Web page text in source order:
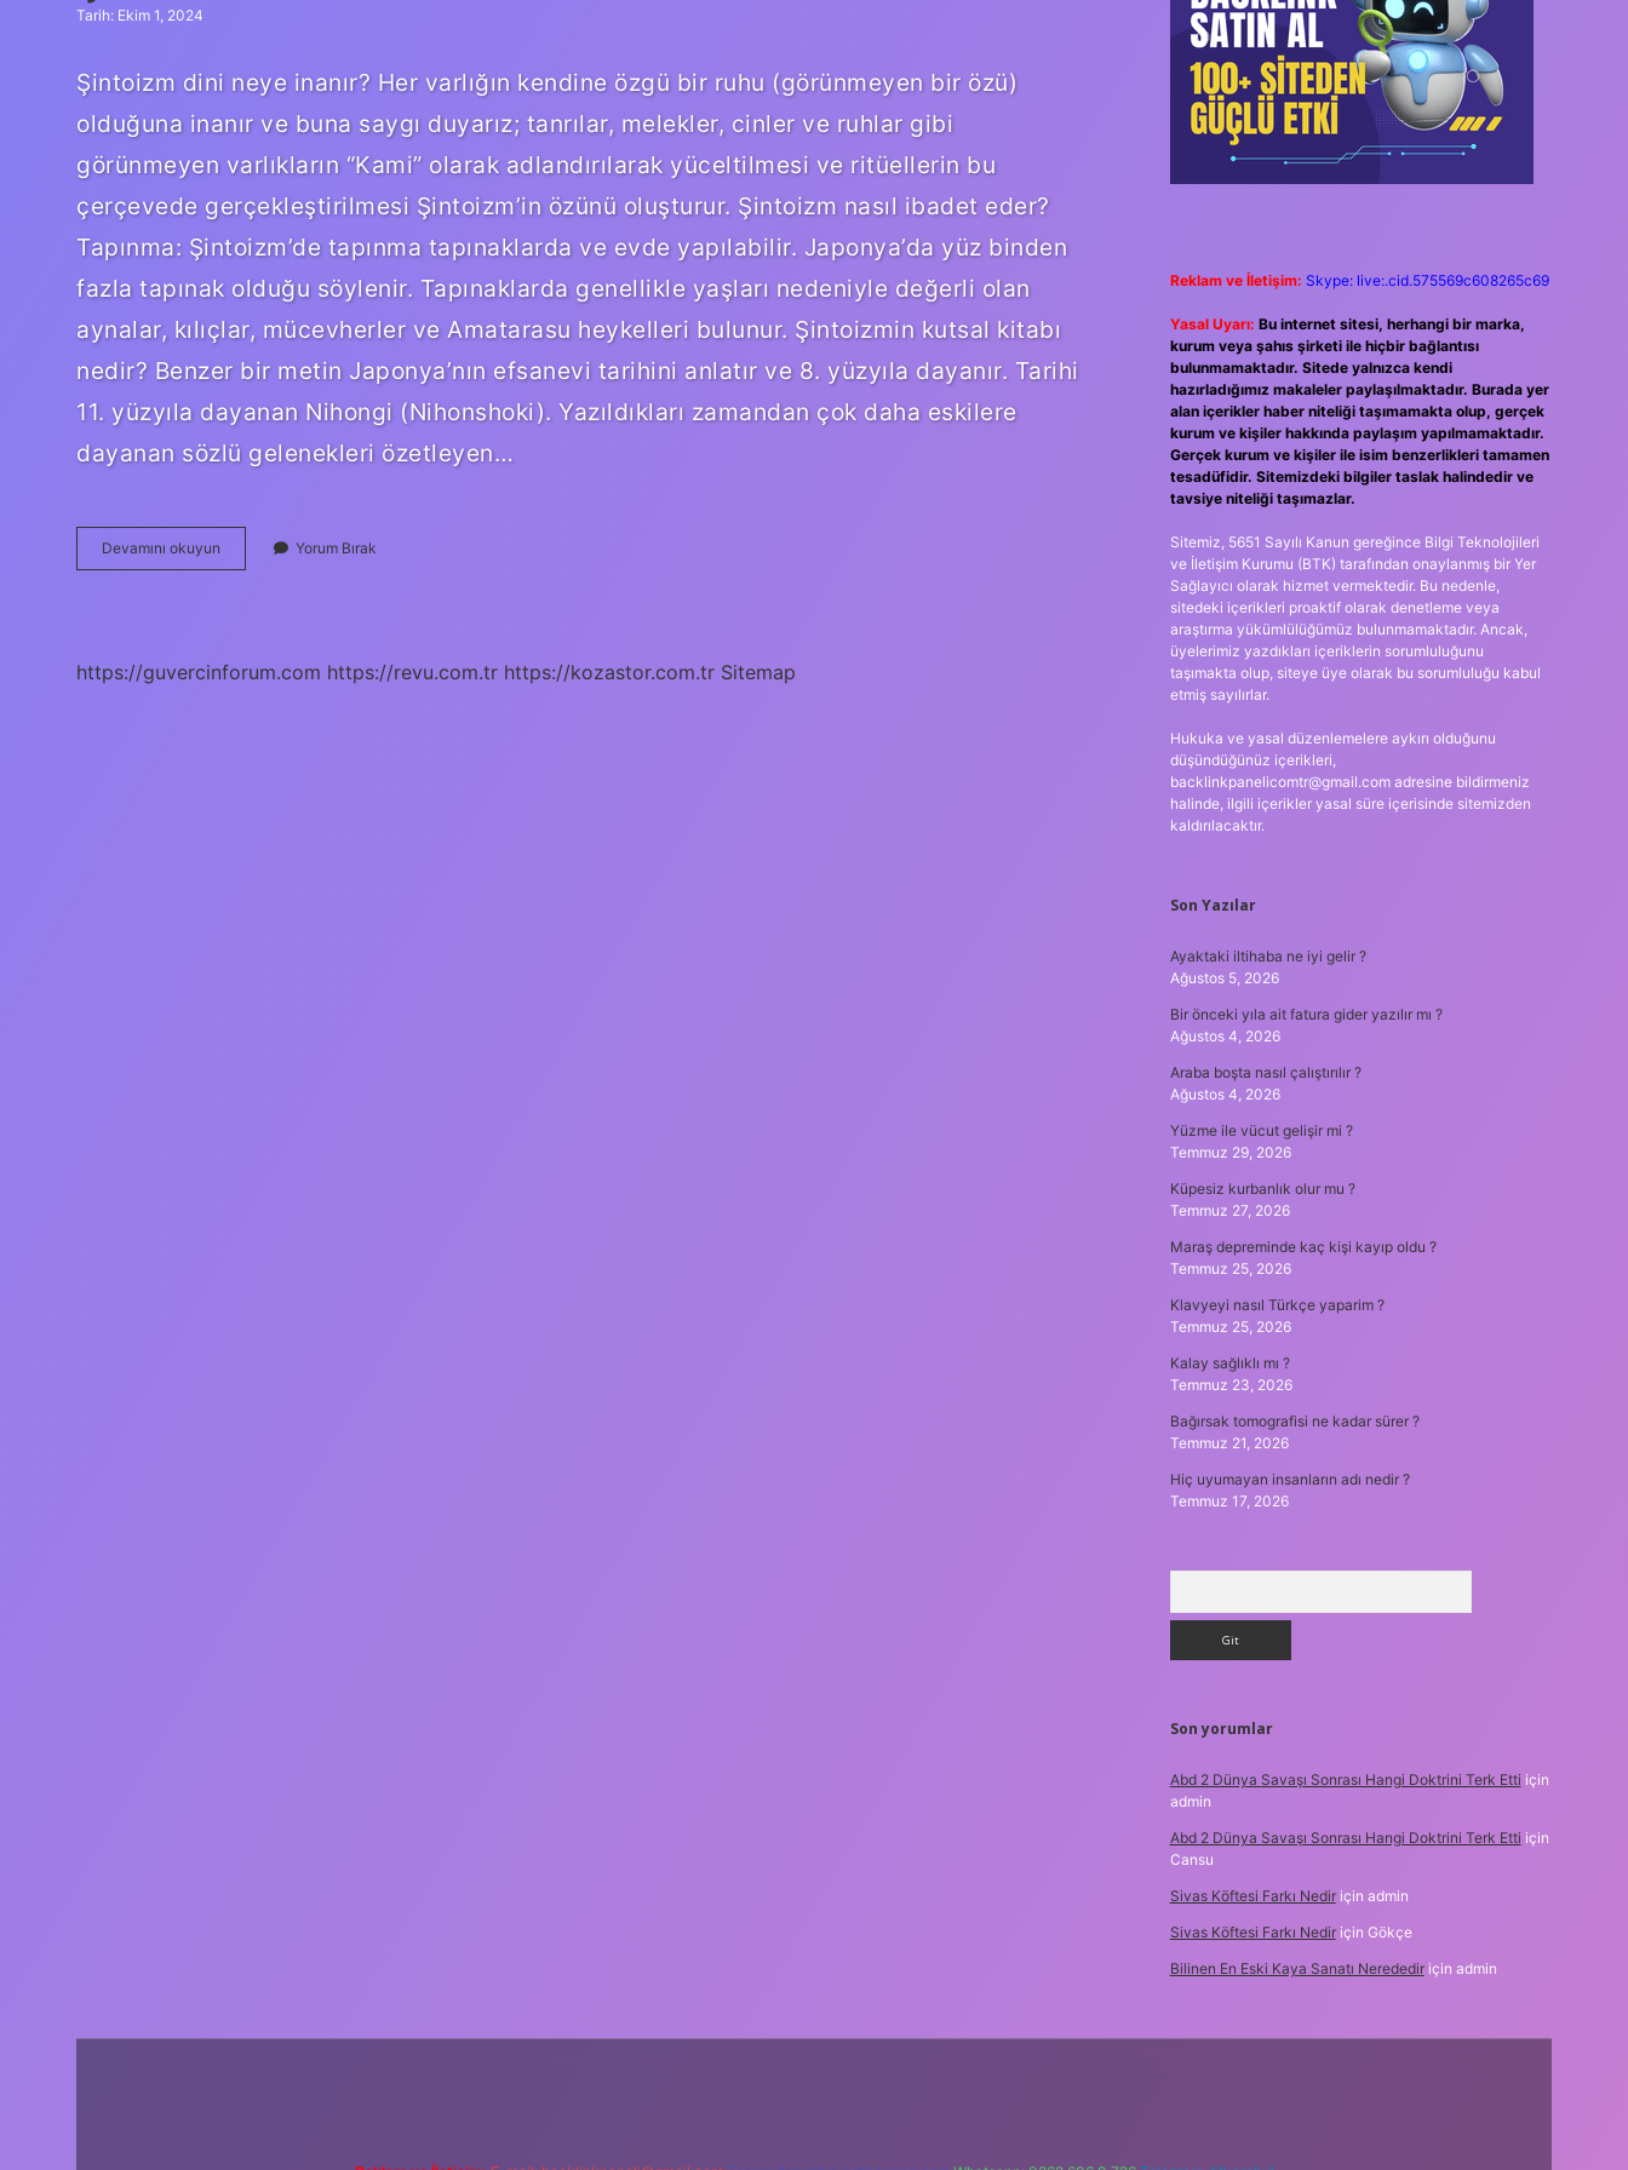
Tarih: Ekim 1, 2024
Şintoizm dini neye inanır? Her varlığın kendine özgü bir ruhu (görünmeyen bir özü)
olduğuna inanır ve buna saygı duyarız; tanrılar, melekler, cinler ve ruhlar gibi
görünmeyen varlıkların “Kami” olarak adlandırılarak yüceltilmesi ve ritüellerin bu
çerçevede gerçekleştirilmesi Şintoizm’in özünü oluşturur. Şintoizm nasıl ibadet eder?
Tapınma: Şintoizm’de tapınma tapınaklarda ve evde yapılabilir. Japonya’da yüz binden
fazla tapınak olduğu söylenir. Tapınaklarda genellikle yaşları nedeniyle değerli olan
aynalar, kılıçlar, mücevherler ve Amatarasu heykelleri bulunur. Şintoizmin kutsal kitabı
nedir? Benzer bir metin Japonya’nın efsanevi tarihini anlatır ve 8. yüzyıla dayanır. Tarihi
11. yüzyıla dayanan Nihongi (Nihonshoki). Yazıldıkları zamandan çok daha eskilere
dayanan sözlü gelenekleri özetleyen…
Devamını okuyun Şintoizm
Nasıl
Yorum Bırak
https://guvercinforum.com https://revu.com.tr https://kozastor.com.tr Sitemap
Reklam ve İletişim: Skype: live:.cid.575569c608265c69
Yasal Uyarı: Bu internet sitesi, herhangi bir marka,
kurum veya şahıs şirketi ile hiçbir bağlantısı
bulunmamaktadır. Sitede yalnızca kendi
hazırladığımız makaleler paylaşılmaktadır. Burada yer
alan içerikler haber niteliği taşımamakta olup, gerçek
kurum ve kişiler hakkında paylaşım yapılmamaktadır.
Gerçek kurum ve kişiler ile isim benzerlikleri tamamen
tesadüfidir. Sitemizdeki bilgiler taslak halindedir ve
tavsiye niteliği taşımazlar.
Sitemiz, 5651 Sayılı Kanun gereğince Bilgi Teknolojileri
ve İletişim Kurumu (BTK) tarafından onaylanmış bir Yer
Sağlayıcı olarak hizmet vermektedir. Bu nedenle,
sitedeki içerikleri proaktif olarak denetleme veya
araştırma yükümlülüğümüz bulunmamaktadır. Ancak,
üyelerimiz yazdıkları içeriklerin sorumluluğunu
taşımakta olup, siteye üye olarak bu sorumluluğu kabul
etmiş sayılırlar.
Hukuka ve yasal düzenlemelere aykırı olduğunu
düşündüğünüz içerikleri,
backlinkpanelicomtr@gmail.comadresine bildirmeniz
halinde, ilgili içerikler yasal süre içerisinde sitemizden
kaldırılacaktır.
Son Yazılar
Ayaktaki iltihaba ne iyi gelir ?
Ağustos 5, 2026
Bir önceki yıla ait fatura gider yazılır mı ?
Ağustos 4, 2026
Araba boşta nasıl çalıştırılır ?
Ağustos 4, 2026
Yüzme ile vücut gelişir mi ?
Temmuz 29, 2026
Küpesiz kurbanlık olur mu ?
Temmuz 27, 2026
Maraş depreminde kaç kişi kayıp oldu ?
Temmuz 25, 2026
Klavyeyi nasıl Türkçe yaparim ?
Temmuz 25, 2026
Kalay sağlıklı mı ?
Temmuz 23, 2026
Bağırsak tomografisi ne kadar sürer ?
Temmuz 21, 2026
Hiç uyumayan insanların adı nedir ?
Temmuz 17, 2026
Son yorumlar
Abd 2 Dünya Savaşı Sonrası Hangi Doktrini Terk Etti için
admin
Abd 2 Dünya Savaşı Sonrası Hangi Doktrini Terk Etti için
Cansu
Sivas Köftesi Farkı Nediriçin admin
Sivas Köftesi Farkı Nediriçin Gökçe
Bilinen En Eski Kaya Sanatı Neredediriçin admin